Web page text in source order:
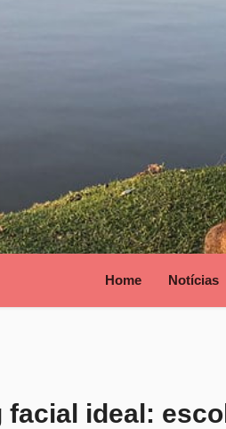
Home Notícias
ideal: